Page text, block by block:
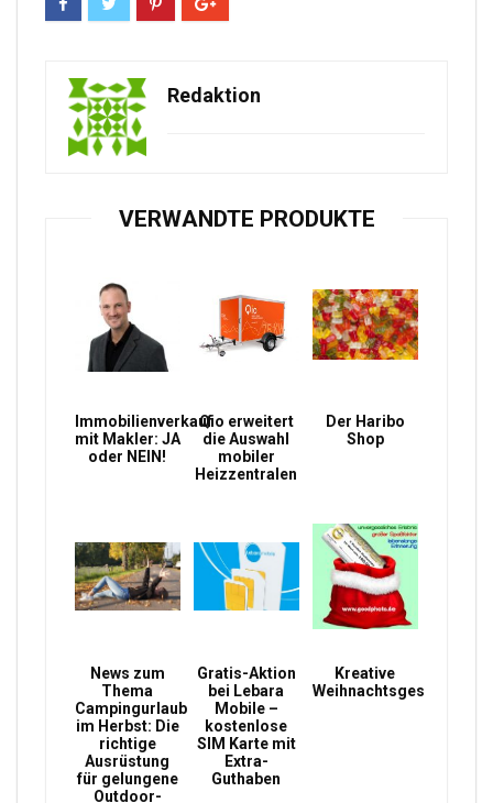
Redaktion
VERWANDTE PRODUKTE
Immobilienverkauf
mit Makler: JA
oder NEIN!
Qio erweitert
die Auswahl
mobiler
Heizzentralen
Der Haribo
Shop
News zum
Thema
Campingurlaub
im Herbst: Die
richtige
Ausrüstung
für gelungene
Outdoor-
Gratis-Aktion
bei Lebara
Mobile –
kostenlose
SIM Karte mit
Extra-
Guthaben
Kreative
Weihnachtsgeschenke